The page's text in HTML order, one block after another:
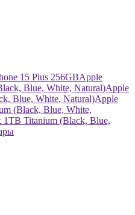
15 Plus 256GBApple
Blue, White, Natural)Apple
Blue, White, Natural)Apple
(Black, Blue, White,
1TB Titanium (Black, Blue,